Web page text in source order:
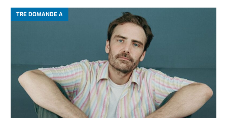
TRE DOMANDE A